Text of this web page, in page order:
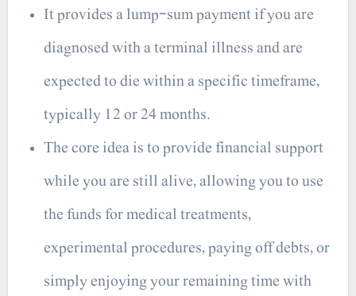
It provides a lump-sum payment if you are
diagnosed with a terminal illness and are
expected to die within a specific timeframe,
typically 12 or 24 months.
The core idea is to provide financial support
while you are still alive, allowing you to use
the funds for medical treatments,
experimental procedures, paying off debts, or
simply enjoying your remaining time with